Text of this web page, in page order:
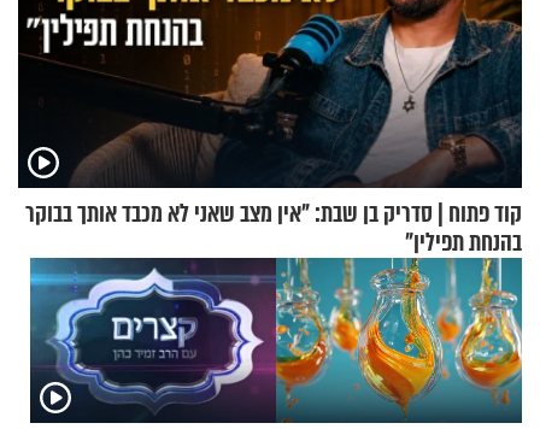
קוד פתוח | סדריק בן שבת: "אין מצב שאני לא מכבד אותך בבוקר
בהנחת תפילין"